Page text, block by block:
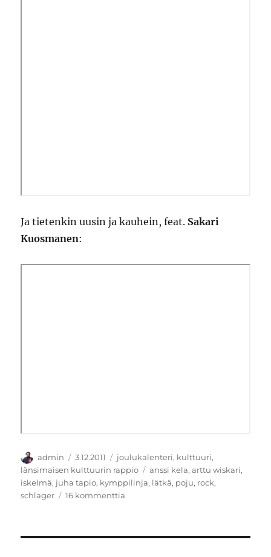
Ja tietenkin uusin ja kauhein, feat. Sakari
Kuosmanen:
Kirjoittaja
admin Julkaistu
3.12.2011 Kategoriat
joulukalenteri, kulttuuri,
länsimaisen kulttuurin rappio
Avainsanat
anssi kela,arttu wiskari,
iskelmä, juha tapio, kymppilinja, lätkä, poju, rock,
schlager
16 kommenttia